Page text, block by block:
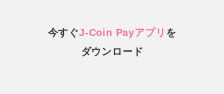
今すぐJ-Coin Payアプリ を
ダウンロード